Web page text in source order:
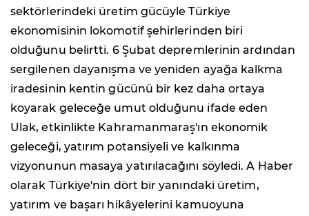
sektörlerindeki üretim gücüyle Türkiye
ekonomisinin lokomotif şehirlerinden biri
olduğunu belirtti. 6 Şubat depremlerinin ardından
sergilenen dayanışma ve yeniden ayağa kalkma
iradesinin kentin gücünü bir kez daha ortaya
koyarak geleceğe umut olduğunu ifade eden
Ulak, etkinlikte Kahramanmaraş'ın ekonomik
geleceği, yatırım potansiyeli ve kalkınma
vizyonunun masaya yatırılacağını söyledi. A Haber
olarak Türkiye'nin dört bir yanındaki üretim,
yatırım ve başarı hikâyelerini kamuoyuna